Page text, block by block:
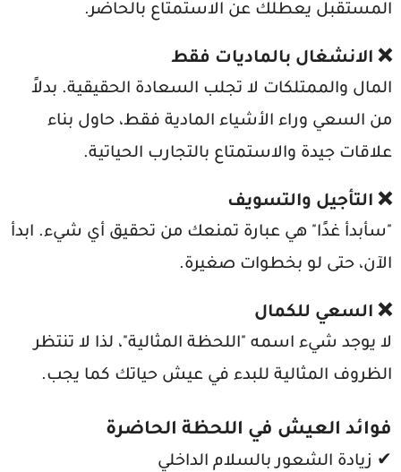
المستقبل يعطلك عن الاستمتاع بالحاضر.
❌ الانشغال بالماديات فقط
المال والممتلكات لا تجلب السعادة الحقيقية. بدلاً
من السعي وراء الأشياء المادية فقط، حاول بناء
علاقات جيدة والاستمتاع بالتجارب الحياتية.
❌ التأجيل والتسويف
"سأبدأ غدًا" هي عبارة تمنعك من تحقيق أي شيء. ابدأ
الآن، حتى لو بخطوات صغيرة.
❌ السعي للكمال
لا يوجد شيء اسمه "اللحظة المثالية"، لذا لا تنتظر
الظروف المثالية للبدء في عيش حياتك كما يجب.
فوائد العيش في اللحظة الحاضرة
✔ زيادة الشعور بالسلام الداخلي